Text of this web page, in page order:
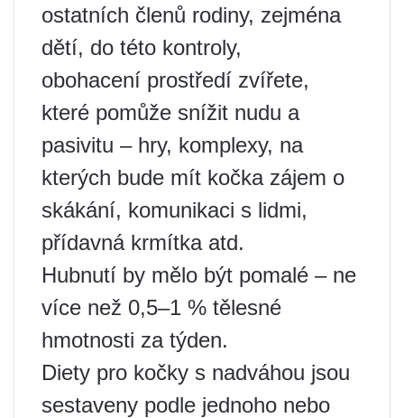
ostatních členů rodiny, zejména
dětí, do této kontroly,
obohacení prostředí zvířete,
které pomůže snížit nudu a
pasivitu – hry, komplexy, na
kterých bude mít kočka zájem o
skákání, komunikaci s lidmi,
přídavná krmítka atd.
Hubnutí by mělo být pomalé – ne
více než 0,5–1 % tělesné
hmotnosti za týden.
Diety pro kočky s nadváhou jsou
sestaveny podle jednoho nebo